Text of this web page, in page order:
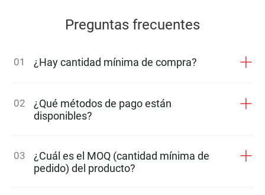
Preguntas frecuentes
01 ¿Hay cantidad mínima de compra?
02
¿Qué métodos de pago están
disponibles?
03
¿Cuál es el MOQ (cantidad mínima de
pedido) del producto?